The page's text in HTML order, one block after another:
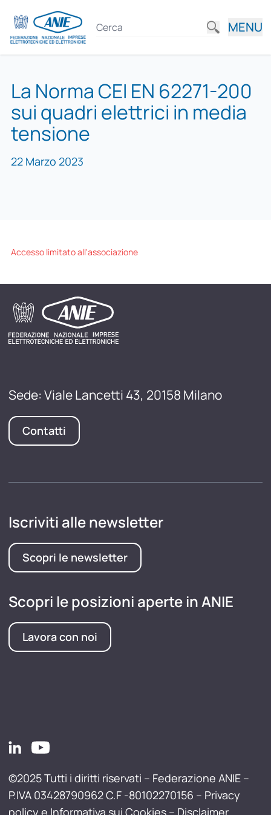
MENU
La Norma CEI EN 62271-200
sui quadri elettrici in media
tensione
22 Marzo 2023
Accesso limitato all'associazione
Sede: Viale Lancetti 43, 20158 Milano
Contatti
Iscriviti alle newsletter
Scopri le newsletter
Scopri le posizioni aperte in ANIE
Lavora con noi
©2025 Tutti i diritti riservati – Federazione ANIE –
P.IVA 03428790962 C.F -80102270156 – Privacy